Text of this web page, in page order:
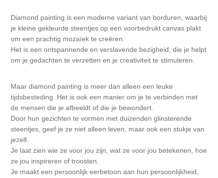
Staedtler
kaarten 2022
Art journal 2022
Kaarten 2021
Diamond painting is een moderne variant van borduren, waarbij
je kleine gekleurde steentjes op een voorbedrukt canvas plakt
om een prachtig mozaïek te creëren.
Het is een ontspannende en verslavende bezigheid, die je helpt
om je gedachten te verzetten en je creativiteit te stimuleren.
Maar diamond painting is meer dan alleen een leuke
tijdsbesteding. Het is ook een manier om je te verbinden met
de mensen die je afbeeldt of die je bewondert.
Door hun gezichten te vormen met duizenden glinsterende
steentjes, geef je ze niet alleen leven, maar ook een stukje van
jezelf.
Je laat zien wie ze voor jou zijn, wat ze voor jou betekenen, hoe
ze jou inspireren of troosten.
Je maakt een persoonlijk eerbetoon aan hun persoonlijkheid,